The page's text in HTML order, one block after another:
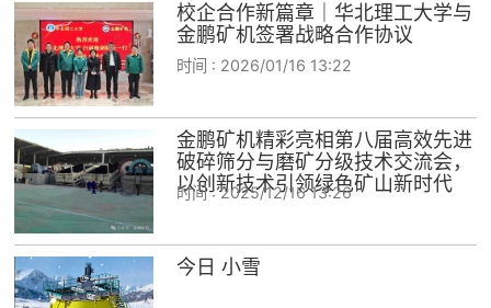
校企合作新篇章｜华北理工大学与
金鹏矿机签署战略合作协议
时间 : 2026/01/16 13:22
金鹏矿机精彩亮相第八届高效先进
破碎筛分与磨矿分级技术交流会，
以创新技术引领绿色矿山新时代
时间 :2025/12/16 13:26
今日 小雪